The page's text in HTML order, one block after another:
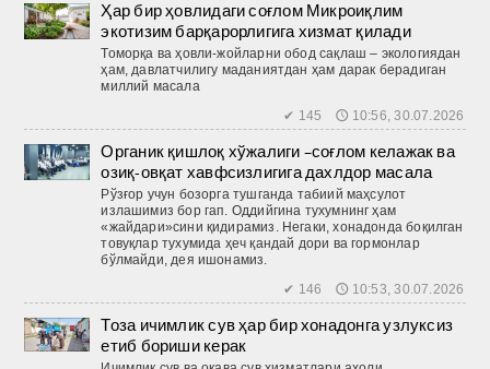
Ҳар бир ҳовлидаги соғлом Микроиқлим
экотизим барқарорлигига хизмат қилади
Томорқа ва ҳовли-жойларни обод сақлаш – экологиядан
ҳам, давлатчилигу маданиятдан ҳам дарак берадиган
миллий масала
✔ 145 🕔 10:56, 30.07.2026
Органик қишлоқ хўжалиги –соғлом келажак ва
озиқ-овқат хавфсизлигига дахлдор масала
Рўзғор учун бозорга тушганда табиий маҳсулот
излашимиз бор гап. Оддийгина тухумнинг ҳам
«жайдари»сини қидирамиз. Негаки, хонадонда боқилган
товуқлар тухумида ҳеч қандай дори ва гормонлар
бўлмайди, дея ишонамиз.
✔ 146 🕔 10:53, 30.07.2026
Тоза ичимлик сув ҳар бир хонадонга узлуксиз
етиб бориши керак